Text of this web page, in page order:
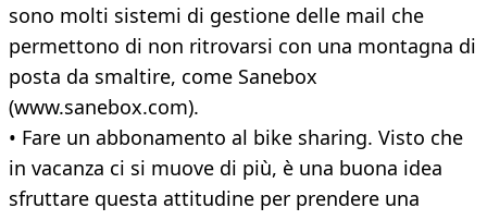
sono molti sistemi di gestione delle mail che
permettono di non ritrovarsi con una montagna di
posta da smaltire, come Sanebox
(www.sanebox.com).
• Fare un abbonamento al bike sharing. Visto che
in vacanza ci si muove di più, è una buona idea
sfruttare questa attitudine per prendere una